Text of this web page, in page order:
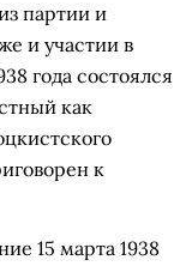
партии и
и участии в
года состоялся
как
к
15 марта 1938